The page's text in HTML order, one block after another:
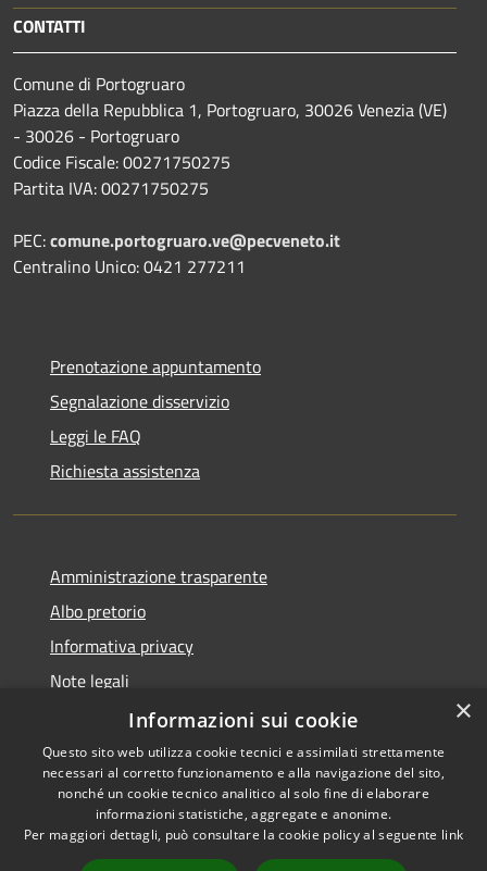
CONTATTI
Comune di Portogruaro
Piazza della Repubblica 1, Portogruaro, 30026 Venezia (VE)
- 30026 - Portogruaro
Codice Fiscale: 00271750275
Partita IVA: 00271750275
PEC:comune.portogruaro.ve@pecveneto.it
Centralino Unico: 0421 277211
Prenotazione appuntamento
Segnalazione disservizio
Leggi le FAQ
Richiesta assistenza
Amministrazione trasparente
Albo pretorio
Informativa privacy
Note legali
Dichiarazione di accessibilità
RSS
Accessibilità
Copyright © 2026 • Comune di
×
Informazioni sui cookie
Questo sito web utilizza cookie tecnici e assimilati strettamente
necessari al corretto funzionamento e alla navigazione del sito,
nonché un cookie tecnico analitico al solo fine di elaborare
informazioni statistiche, aggregate e anonime.
Per maggiori dettagli, può consultare la cookie policy al seguente link